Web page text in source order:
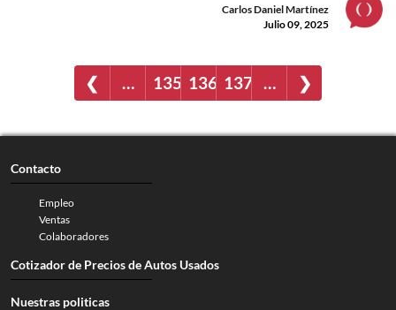
Carlos Daniel Martínez
Julio 09, 2025
❮ … 135 136 137 … ❯
Contacto
Empleo
Ventas
Colaboradores
Cotizador de Precios de Autos Usados
Nuestras politicas